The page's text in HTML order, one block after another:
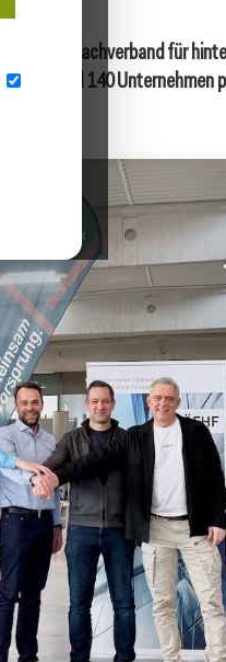
Fachverband für
Rund 140 Unternehmen